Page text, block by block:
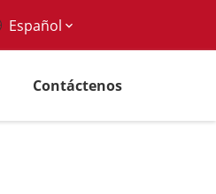
Español
Contáctenos